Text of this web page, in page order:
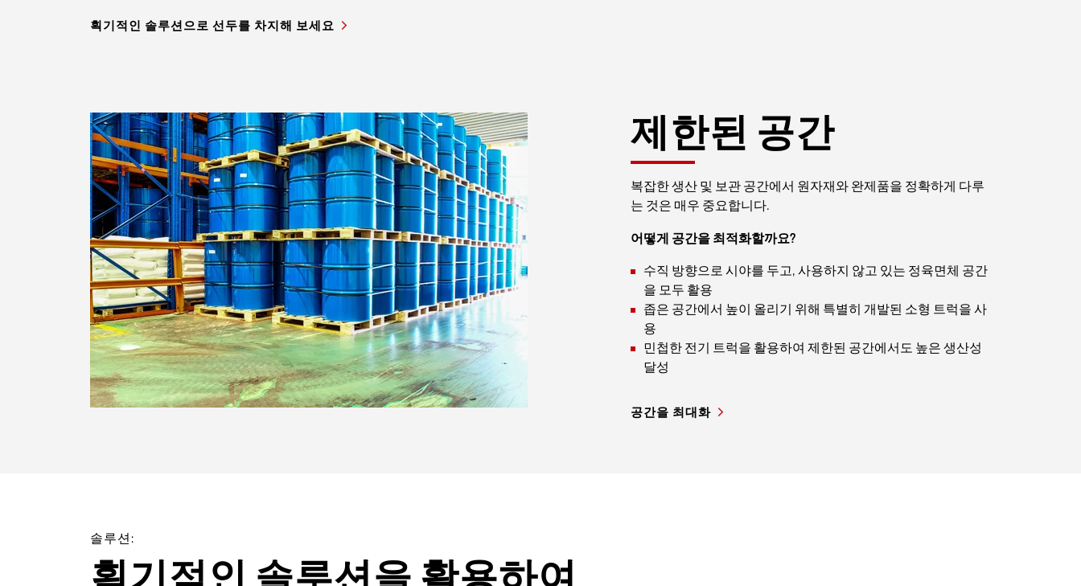
획기적인 솔루션으로 선두를 차지해 보세요
제한된 공간
복잡한 생산 및 보관 공간에서 원자재와 완제품을 정확하게 다루
는 것은 매우 중요합니다.
어떻게 공간을 최적화할까요?
수직 방향으로 시야를 두고, 사용하지 않고 있는 정육면체 공간
을 모두 활용
좁은 공간에서 높이 올리기 위해 특별히 개발된 소형 트럭을 사
용
민첩한 전기 트럭을 활용하여 제한된 공간에서도 높은 생산성
달성
공간을 최대화
솔루션:
획기적인 솔루션을 활용하여